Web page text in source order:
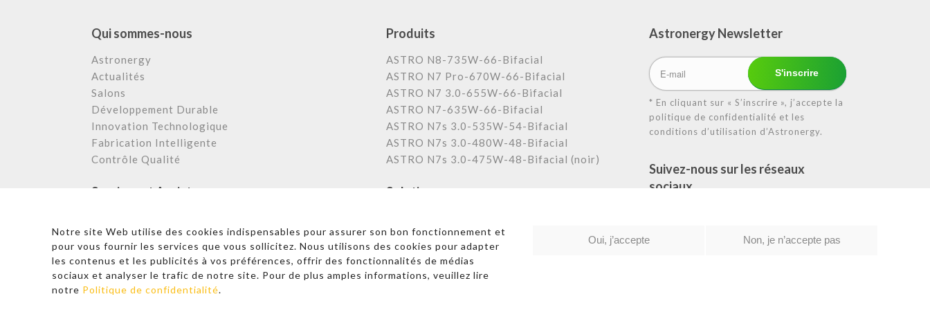
Notre site Web utilise des cookies indispensables pour assurer son bon fonctionnement et
pour vous fournir les services que vous sollicitez. Nous utilisons des cookies pour adapter
les contenus et les publicités à vos préférences, offrir des fonctionnalités de médias
sociaux et analyser le trafic de notre site. Pour de plus amples informations, veuillez lire
notre Politique de confidentialité.
Oui, j’accepte Non, je n’accepte pas
Qui sommes-nous
Astronergy
Actualités
Salons
Développement Durable
Innovation Technologique
Fabrication Intelligente
Contrôle Qualité
Services et Assistance
FAQ et Support
Cas Appliqués
Service Après Vente
Produits
ASTRO N8-735W-66-Bifacial
ASTRO N7 Pro-670W-66-Bifacial
ASTRO N7 3.0-655W-66-Bifacial
ASTRO N7-635W-66-Bifacial
ASTRO N7s 3.0-535W-54-Bifacial
ASTRO N7s 3.0-480W-48-Bifacial
ASTRO N7s 3.0-475W-48-Bifacial (noir)
Solutions
Commerciale et industrielle
Résidentielle
Astronergy Newsletter
* En cliquant sur « S’inscrire », j’accepte la
politique de confidentialité et les
conditions d’utilisation d’Astronergy.
Suivez-nous sur les réseaux
sociaux
© 2026 Copyright – Astronergy